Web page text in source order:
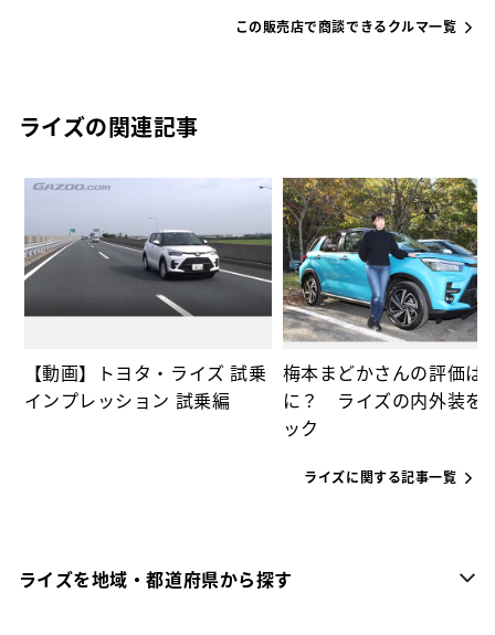
この販売店で商談できるクルマ一覧
ライズの関連記事
【動画】トヨタ・ライズ 試乗
インプレッション 試乗編
梅本まどかさんの評価は
に？ ライズの内外装を
ック
ライズに関する記事一覧
ライズを地域・都道府県から探す